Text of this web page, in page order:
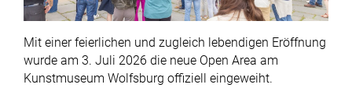
Mit einer feierlichen und zugleich lebendigen Eröffnung
wurde am 3. Juli 2026 die neue Open Area am
Kunstmuseum Wolfsburg offiziell eingeweiht.